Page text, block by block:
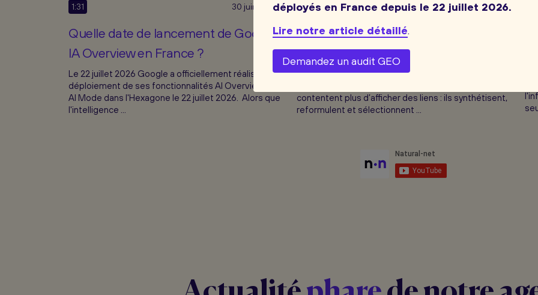
1:31 30 juin. 2026
Quelle date de lancement de Google
IA Overview en France ?
Le 22 juillet 2026 Google a officiellement réalisé le
déploiement de ses fonctionnalités AI Overview et
AI Mode dans l'Hexagone le 22 juillet 2026. Alors que
l'intelligence ...
6:19 14 avr. 2026
Comment rester visible dans le web
des réponses piloté par l’IA
La recherche en ligne entre dans une nouvelle phase.
contentent plus d’afficher des liens : ils synthétisent,
reformulent et sélectionnent ...
déployés en France depuis le 22 juillet 2026.
Lire notre article détaillé.
Demandez un audit GEO